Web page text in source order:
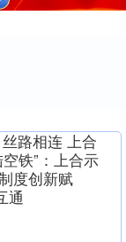
路相连 上合
铁”：上合示
度创新赋
通